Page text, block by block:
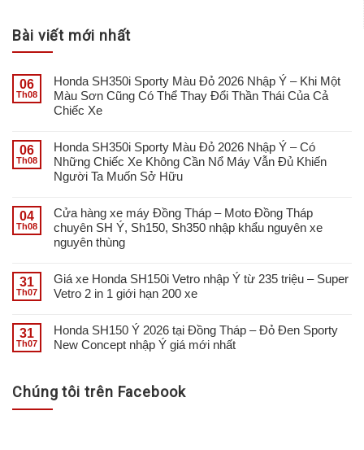
Bài viết mới nhất
06
Th08
Honda SH350i Sporty Màu Đỏ 2026 Nhập Ý – Khi Một
Màu Sơn Cũng Có Thể Thay Đổi Thần Thái Của Cả
Chiếc Xe
06
Th08
Honda SH350i Sporty Màu Đỏ 2026 Nhập Ý – Có
Những Chiếc Xe Không Cần Nổ Máy Vẫn Đủ Khiến
Người Ta Muốn Sở Hữu
04
Th08
Cửa hàng xe máy Đồng Tháp – Moto Đồng Tháp
chuyên SH Ý, Sh150, Sh350 nhập khẩu nguyên xe
nguyên thùng
31
Th07
Giá xe Honda SH150i Vetro nhập Ý từ 235 triệu – Super
Vetro 2 in 1 giới hạn 200 xe
31
Th07
Honda SH150 Ý 2026 tại Đồng Tháp – Đỏ Đen Sporty
New Concept nhập Ý giá mới nhất
Chúng tôi trên Facebook